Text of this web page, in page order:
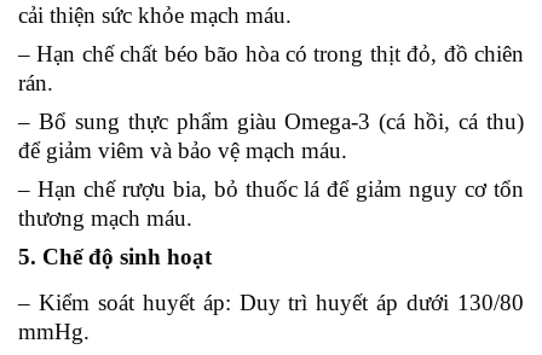
cải thiện sức khỏe mạch máu.
– Hạn chế chất béo bão hòa có trong thịt đỏ, đồ chiên
rán.
– Bổ sung thực phẩm giàu Omega-3 (cá hồi, cá thu)
để giảm viêm và bảo vệ mạch máu.
– Hạn chế rượu bia, bỏ thuốc lá để giảm nguy cơ tổn
thương mạch máu.
5. Chế độ sinh hoạt
– Kiểm soát huyết áp: Duy trì huyết áp dưới 130/80
mmHg.